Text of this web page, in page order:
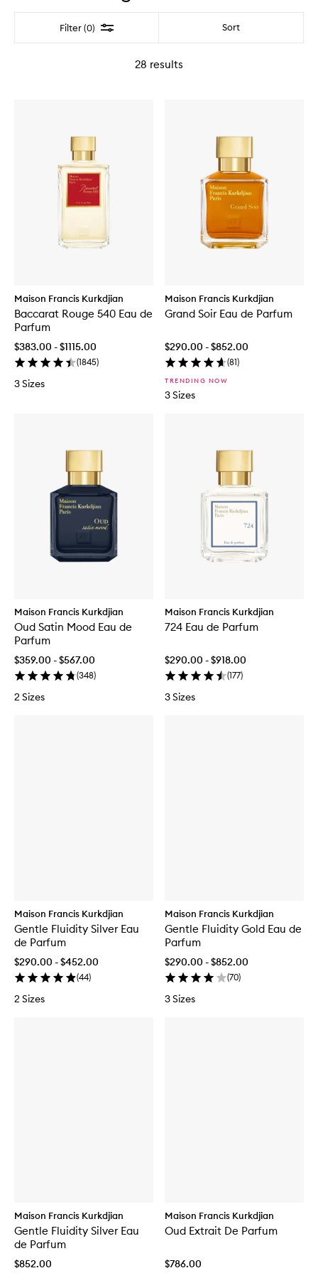
Filter (0) Filter Sort
28 results
Maison Francis Kurkdjian
Baccarat Rouge 540 Eau de
Parfum
$383.00 - $1115.00
(1845)
3 Sizes
Maison Francis Kurkdjian
Grand Soir Eau de Parfum
$290.00 - $852.00
(81)
TRENDING NOW
3 Sizes
Maison Francis Kurkdjian
Oud Satin Mood Eau de
Parfum
$359.00 - $567.00
(348)
2 Sizes
Maison Francis Kurkdjian
724 Eau de Parfum
$290.00 - $918.00
(177)
3 Sizes
Maison Francis Kurkdjian
Gentle Fluidity Silver Eau
de Parfum
$290.00 - $452.00
(44)
2 Sizes
Maison Francis Kurkdjian
Gentle Fluidity Gold Eau de
Parfum
$290.00 - $852.00
(70)
3 Sizes
Maison Francis Kurkdjian
Gentle Fluidity Silver Eau
de Parfum
$852.00
Maison Francis Kurkdjian
Oud Extrait De Parfum
$786.00